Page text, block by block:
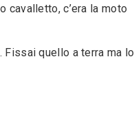
cavalletto, c’era la moto
quello a terra ma lo